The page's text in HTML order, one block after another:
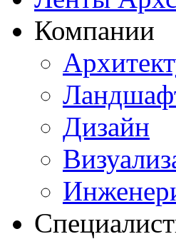
Компании
Дизайн